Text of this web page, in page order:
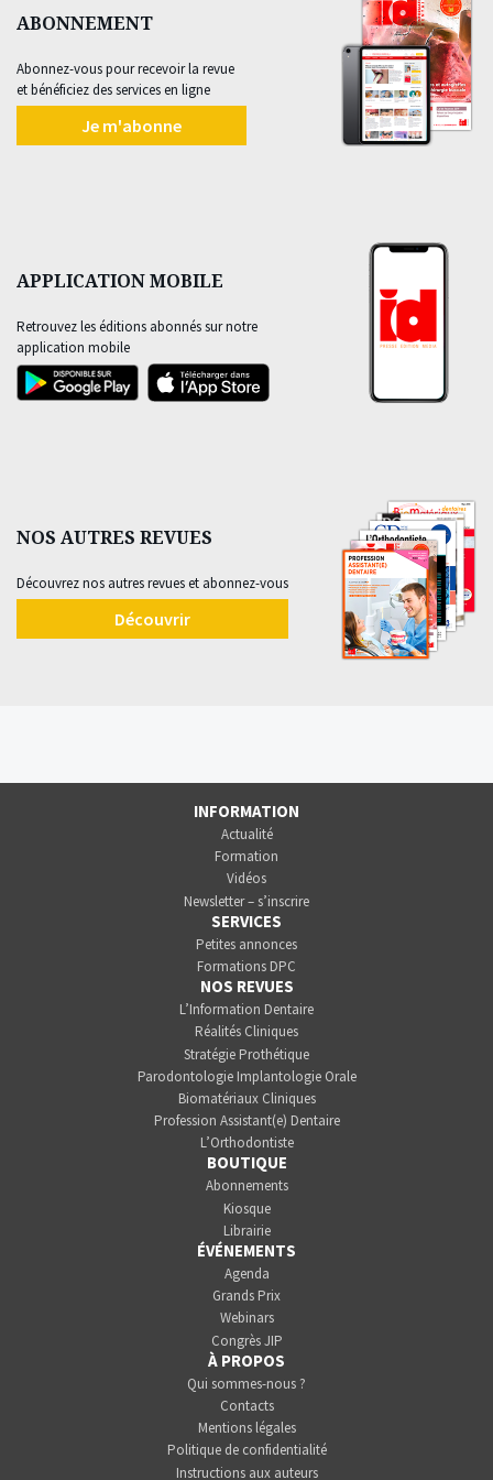
ABONNEMENT
Abonnez-vous pour recevoir la revue
et bénéficiez des services en ligne
Je m'abonne
APPLICATION MOBILE
Retrouvez les éditions abonnés sur notre
application mobile
NOS AUTRES REVUES
Découvrez nos autres revues et abonnez-vous
Découvrir
INFORMATION
Actualité
Formation
Vidéos
Newsletter – s’inscrire
SERVICES
Petites annonces
Formations DPC
NOS REVUES
L’Information Dentaire
Réalités Cliniques
Stratégie Prothétique
Parodontologie Implantologie Orale
Biomatériaux Cliniques
Profession Assistant(e) Dentaire
L’Orthodontiste
BOUTIQUE
Abonnements
Kiosque
Librairie
ÉVÉNEMENTS
Agenda
Grands Prix
Webinars
Congrès JIP
À PROPOS
Qui sommes-nous ?
Contacts
Mentions légales
Politique de confidentialité
Instructions aux auteurs